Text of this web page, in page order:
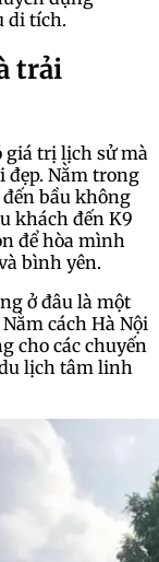
di tích.
trải
giá trị lịch sử mà
đẹp. Nằm trong
bầu không
khách đến K9
để hòa mình
bình yên.
ở đâu là một
cách Hà Nội
cho các chuyến
lịch tâm linh